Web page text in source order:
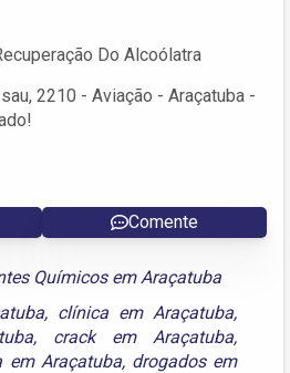
Do Alcoólatra
2210 - Aviação - Araçatuba -
Comente
Químicos em Araçatuba
, clínica em Araçatuba,
, crack em Araçatuba,
em Araçatuba, drogados em